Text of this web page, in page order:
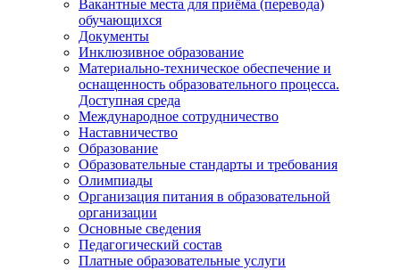
Вакантные места для приёма (перевода)
обучающихся
Документы
Инклюзивное образование
Материально-техническое обеспечение и
оснащенность образовательного процесса.
Доступная среда
Международное сотрудничество
Наставничество
Образование
Образовательные стандарты и требования
Олимпиады
Организация питания в образовательной
организации
Основные сведения
Педагогический состав
Платные образовательные услуги